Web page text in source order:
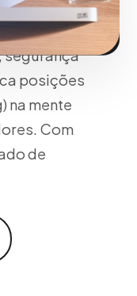
um
segurança
posições
na mente
Com
de